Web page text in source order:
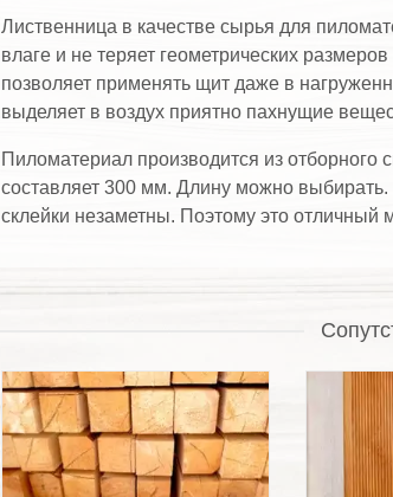
Лиственница в качестве сырья для
влаге и не теряет геометрических
позволяет применять щит даже в
выделяет в воздух приятно пахнущие
Пиломатериал производится из
составляет 300 мм. Длину можно
склейки незаметны. Поэтому это отличный